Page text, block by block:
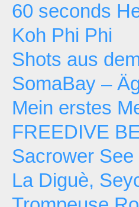
60 seconds
Koh Phi Phi
Shots aus
SomaBay –
Mein erstes
FREEDIVE
Sacrower
La Diguè,